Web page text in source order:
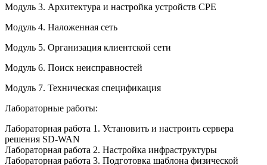
Модуль 3. Архитектура и настройка устройств CPE
Модуль 4. Наложенная сеть
Модуль 5. Организация клиентской сети
Модуль 6. Поиск неисправностей
Модуль 7. Техническая спецификация
Лабораторные работы:
Лабораторная работа 1. Установить и настроить сервера
решения SD-WAN
Лабораторная работа 2. Настройка инфраструктуры
Лабораторная работа 3. Подготовка шаблона физической